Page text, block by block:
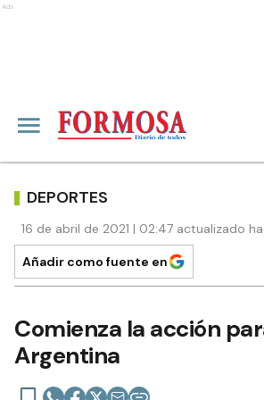
Ads
DEPORTES
16 de abril de 2021 | 02:47 actualizado
Añadir como fuente en
Comienza la acción
Argentina